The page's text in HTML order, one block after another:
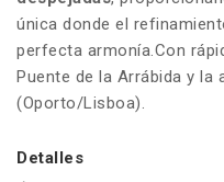
única donde el
perfecta armonía.Con
Puente de la Arrábida y la
(Oporto/Lisboa).
Detalles